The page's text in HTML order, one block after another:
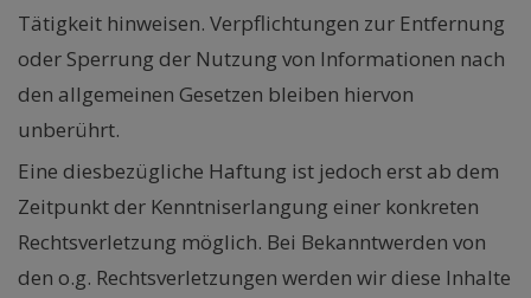
Tätigkeit hinweisen. Verpflichtungen zur Entfernung
oder Sperrung der Nutzung von Informationen nach
den allgemeinen Gesetzen bleiben hiervon
unberührt.
Eine diesbezügliche Haftung ist jedoch erst ab dem
Zeitpunkt der Kenntniserlangung einer konkreten
Rechtsverletzung möglich. Bei Bekanntwerden von
den o.g. Rechtsverletzungen werden wir diese Inhalte